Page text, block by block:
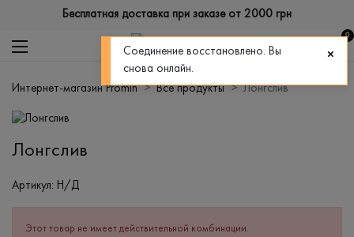
Бесплатная доставка при заказе от 2000 грн
0
Интернет-магазин Promin Все продукты Лонгслив
Лонгслив
Артикул: Н/Д
Этот товар не имеет действительной комбинации.
Соединение восстановлено. Вы
снова онлайн.